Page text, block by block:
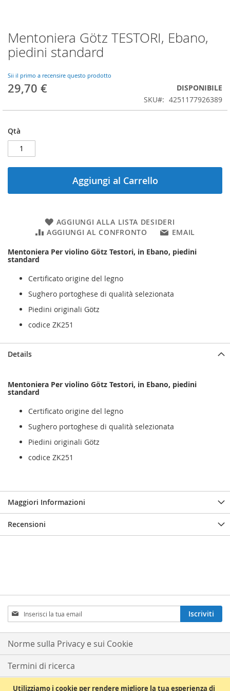
Utilizziamo i cookie per rendere migliore la tua esperienza di
Vai
all'inizio
della
di
immagini
Mentoniera Götz TESTORI, Ebano,
piedini standard
Sii il primo a recensire questo prodotto
29,70 €
DISPONIBILE
SKU
4251177926389
Qtà
Aggiungi al Carrello
AGGIUNGI ALLA LISTA DESIDERI
AGGIUNGI AL CONFRONTO
EMAIL
Mentoniera Per violino Götz Testori, in Ebano, piedini
standard
Certificato origine del legno
Sughero portoghese di qualità selezionata
Piedini originali Götz
codice ZK251
Details
Mentoniera Per violino Götz Testori, in Ebano, piedini
standard
Certificato origine del legno
Sughero portoghese di qualità selezionata
Piedini originali Götz
codice ZK251
Maggiori Informazioni
Recensioni
Iscriviti
alla
nostra
Newsletter:
Iscriviti
Norme sulla Privacy e sui Cookie
Termini di ricerca
Ricerca avanzata